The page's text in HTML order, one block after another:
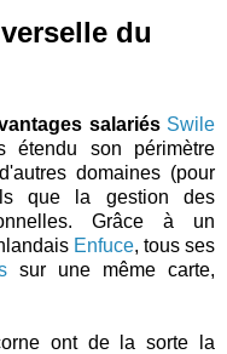
du
salariés Swile
étendu son périmètre
domaines (pour
que la gestion des
Grâce à un
Enfuce, tous ses
sur une même carte,
ont de la sorte la